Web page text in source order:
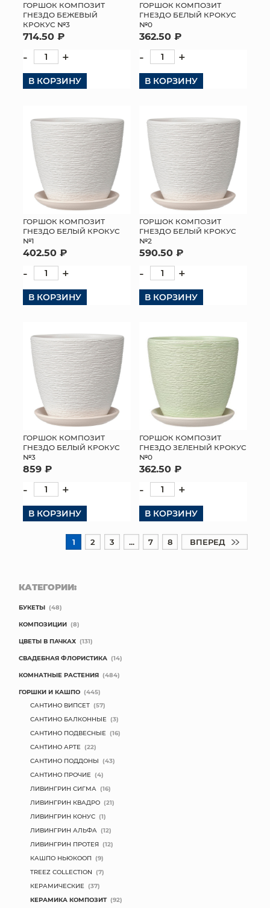
ГОРШОК КОМПОЗИТ
ГНЕЗДО БЕЖЕВЫЙ
КРОКУС №3
714.50 ₽
- +
В КОРЗИНУ
ГОРШОК КОМПОЗИТ
ГНЕЗДО БЕЛЫЙ КРОКУС
№0
362.50 ₽
- +
В КОРЗИНУ
ГОРШОК КОМПОЗИТ
ГНЕЗДО БЕЛЫЙ КРОКУС
№1
402.50 ₽
- +
В КОРЗИНУ
ГОРШОК КОМПОЗИТ
ГНЕЗДО БЕЛЫЙ КРОКУС
№2
590.50 ₽
- +
В КОРЗИНУ
ГОРШОК КОМПОЗИТ
ГНЕЗДО БЕЛЫЙ КРОКУС
№3
859 ₽
- +
В КОРЗИНУ
ГОРШОК КОМПОЗИТ
ГНЕЗДО ЗЕЛЕНЫЙ КРОКУС
№0
362.50 ₽
- +
В КОРЗИНУ
1 2 3 ... 7 8 ВПЕРЕД
КАТЕГОРИИ:
БУКЕТЫ (48)
КОМПОЗИЦИИ (8)
ЦВЕТЫ В ПАЧКАХ (131)
СВАДЕБНАЯ ФЛОРИСТИКА (14)
КОМНАТНЫЕ РАСТЕНИЯ (484)
ГОРШКИ И КАШПО (445)
САНТИНО ВИПСЕТ (57)
САНТИНО БАЛКОННЫЕ (3)
САНТИНО ПОДВЕСНЫЕ (16)
САНТИНО АРТЕ (22)
САНТИНО ПОДДОНЫ (43)
САНТИНО ПРОЧИЕ (4)
ЛИВИНГРИН СИГМА (16)
ЛИВИНГРИН КВАДРО (21)
ЛИВИНГРИН КОНУС (1)
ЛИВИНГРИН АЛЬФА (12)
ЛИВИНГРИН ПРОТЕЯ (12)
КАШПО НЬЮКООП (9)
TREEZ COLLECTION (7)
КЕРАМИЧЕСКИЕ (37)
КЕРАМИКА КОМПОЗИТ (92)